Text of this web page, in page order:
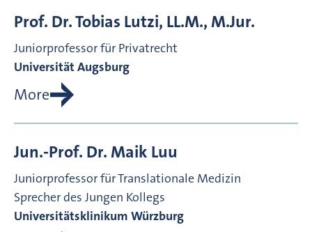
Prof. Dr.Tobias Lutzi, LL.M., M.Jur.
Juniorprofessor für Privatrecht
Universität Augsburg
More
Jun.-Prof. Dr.Maik Luu
Juniorprofessor für Translationale Medizin
Sprecher des Jungen Kollegs
Universitätsklinikum Würzburg